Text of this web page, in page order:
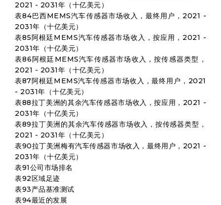
2021 - 2031年（十亿美元）
表84巴西MEMS汽车传感器市场收入，最终用户，2021 -
2031年（十亿美元）
表85阿根廷MEMS汽车传感器市场收入，按应用，2021 -
2031年（十亿美元）
表86阿根廷MEMS汽车传感器市场收入，按传感器类型，
2021 - 2031年（十亿美元）
表87阿根廷MEMS汽车传感器市场收入，最终用户，2021
- 2031年（十亿美元）
表88拉丁美洲的其余汽车传感器市场收入，按应用，2021 -
2031年（十亿美元）
表89拉丁美洲的其余汽车传感器市场收入，按传感器类型，
2021 - 2031年（十亿美元）
表90拉丁美洲梅有汽车传感器市场收入，最终用户，2021 -
2031年（十亿美元）
表91公司市场排名
表92区域足迹
表93产品基准测试
表94最近的发展